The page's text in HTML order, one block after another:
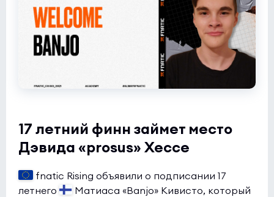
1win 2
INOX Division 1
0:0
17 летний финн займет место
Дэвида «prosus» Хессе
fnatic Rising объявили о подписании 17
летнего
Матиаса «Banjo» Кивисто, который